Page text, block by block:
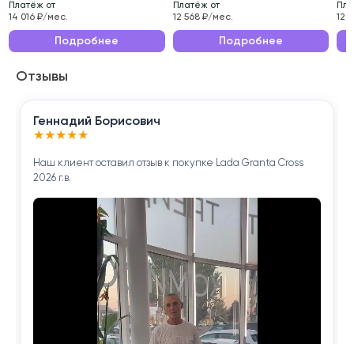
Эксплуатационные характеристики данного
автомобиля делают его идеальным выбором для
путешествий.
Приобретая Haval F7x 2021 года , вы получаете
надёжного помощника для решения повседневных
Платёж от
14 016 ₽/мес.
Подробнее
Платёж от
12 568 ₽/мес.
Подробнее
12
Отзывы
Геннадий Борисович
★★★★★
Наш клиент оставил отзыв к покупке Lada Granta Cross
2026 г.в.